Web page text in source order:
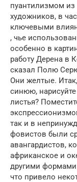
пуантилизмом из
художников, в
ключевыми
, чье
особенно в
работу Дерена в
сказал Полю
Они желтые.
синюю,
листья?
так и в
фовистов были
авангардистов,
африканское и
другими формами
что привело